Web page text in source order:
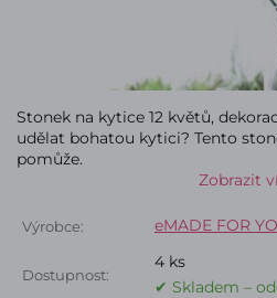
Stonek na kytice 12 květů,
udělat bohatou kytici? Tento
pomůže.
Zobrazit
Výrobce: eMADE FOR
Dostupnost:
4 ks
✔ Skladem –